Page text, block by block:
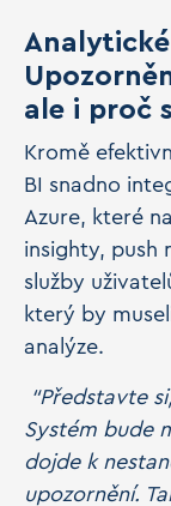
Analytické
ale i proč
Kromě
BI snadno
Azure, které
insighty, push
služby
který by
analýze.
“Představte
Systém bude
dojde k
upozornění.